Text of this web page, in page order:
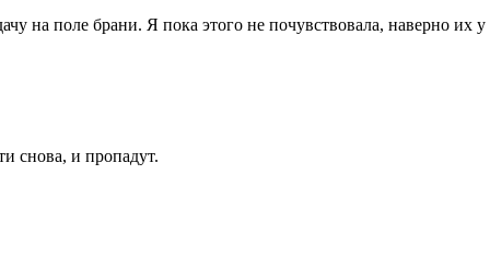
на поле брани. Я пока этого не почувствовала, наверно их у
снова, и пропадут.